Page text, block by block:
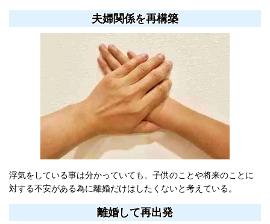
夫婦関係を再構築
浮気をしている事は分かっていても、子供のことや将来のことに
対する不安がある為に離婚だけはしたくないと考えている。
離婚して再出発